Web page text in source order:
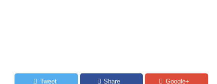
Tweet Share Google+